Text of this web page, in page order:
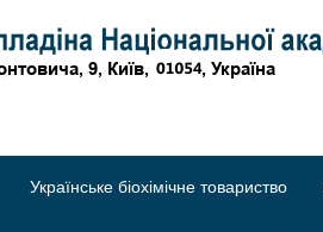
Українське біохімічне товариство